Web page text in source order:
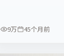
9万 45个月前